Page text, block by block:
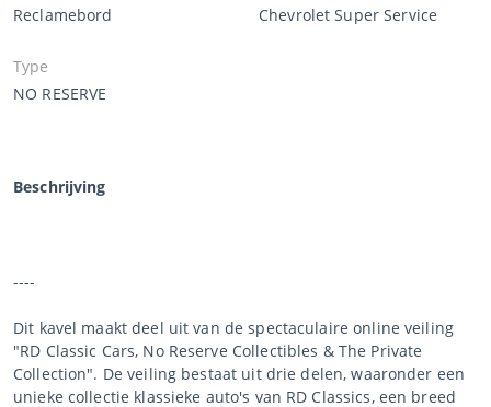
Reclamebord
Chevrolet Super Service
Type
NO RESERVE
Beschrijving
----
Dit kavel maakt deel uit van de spectaculaire online veiling
"RD Classic Cars, No Reserve Collectibles & The Private
Collection". De veiling bestaat uit drie delen, waaronder een
unieke collectie klassieke auto's van RD Classics, een breed